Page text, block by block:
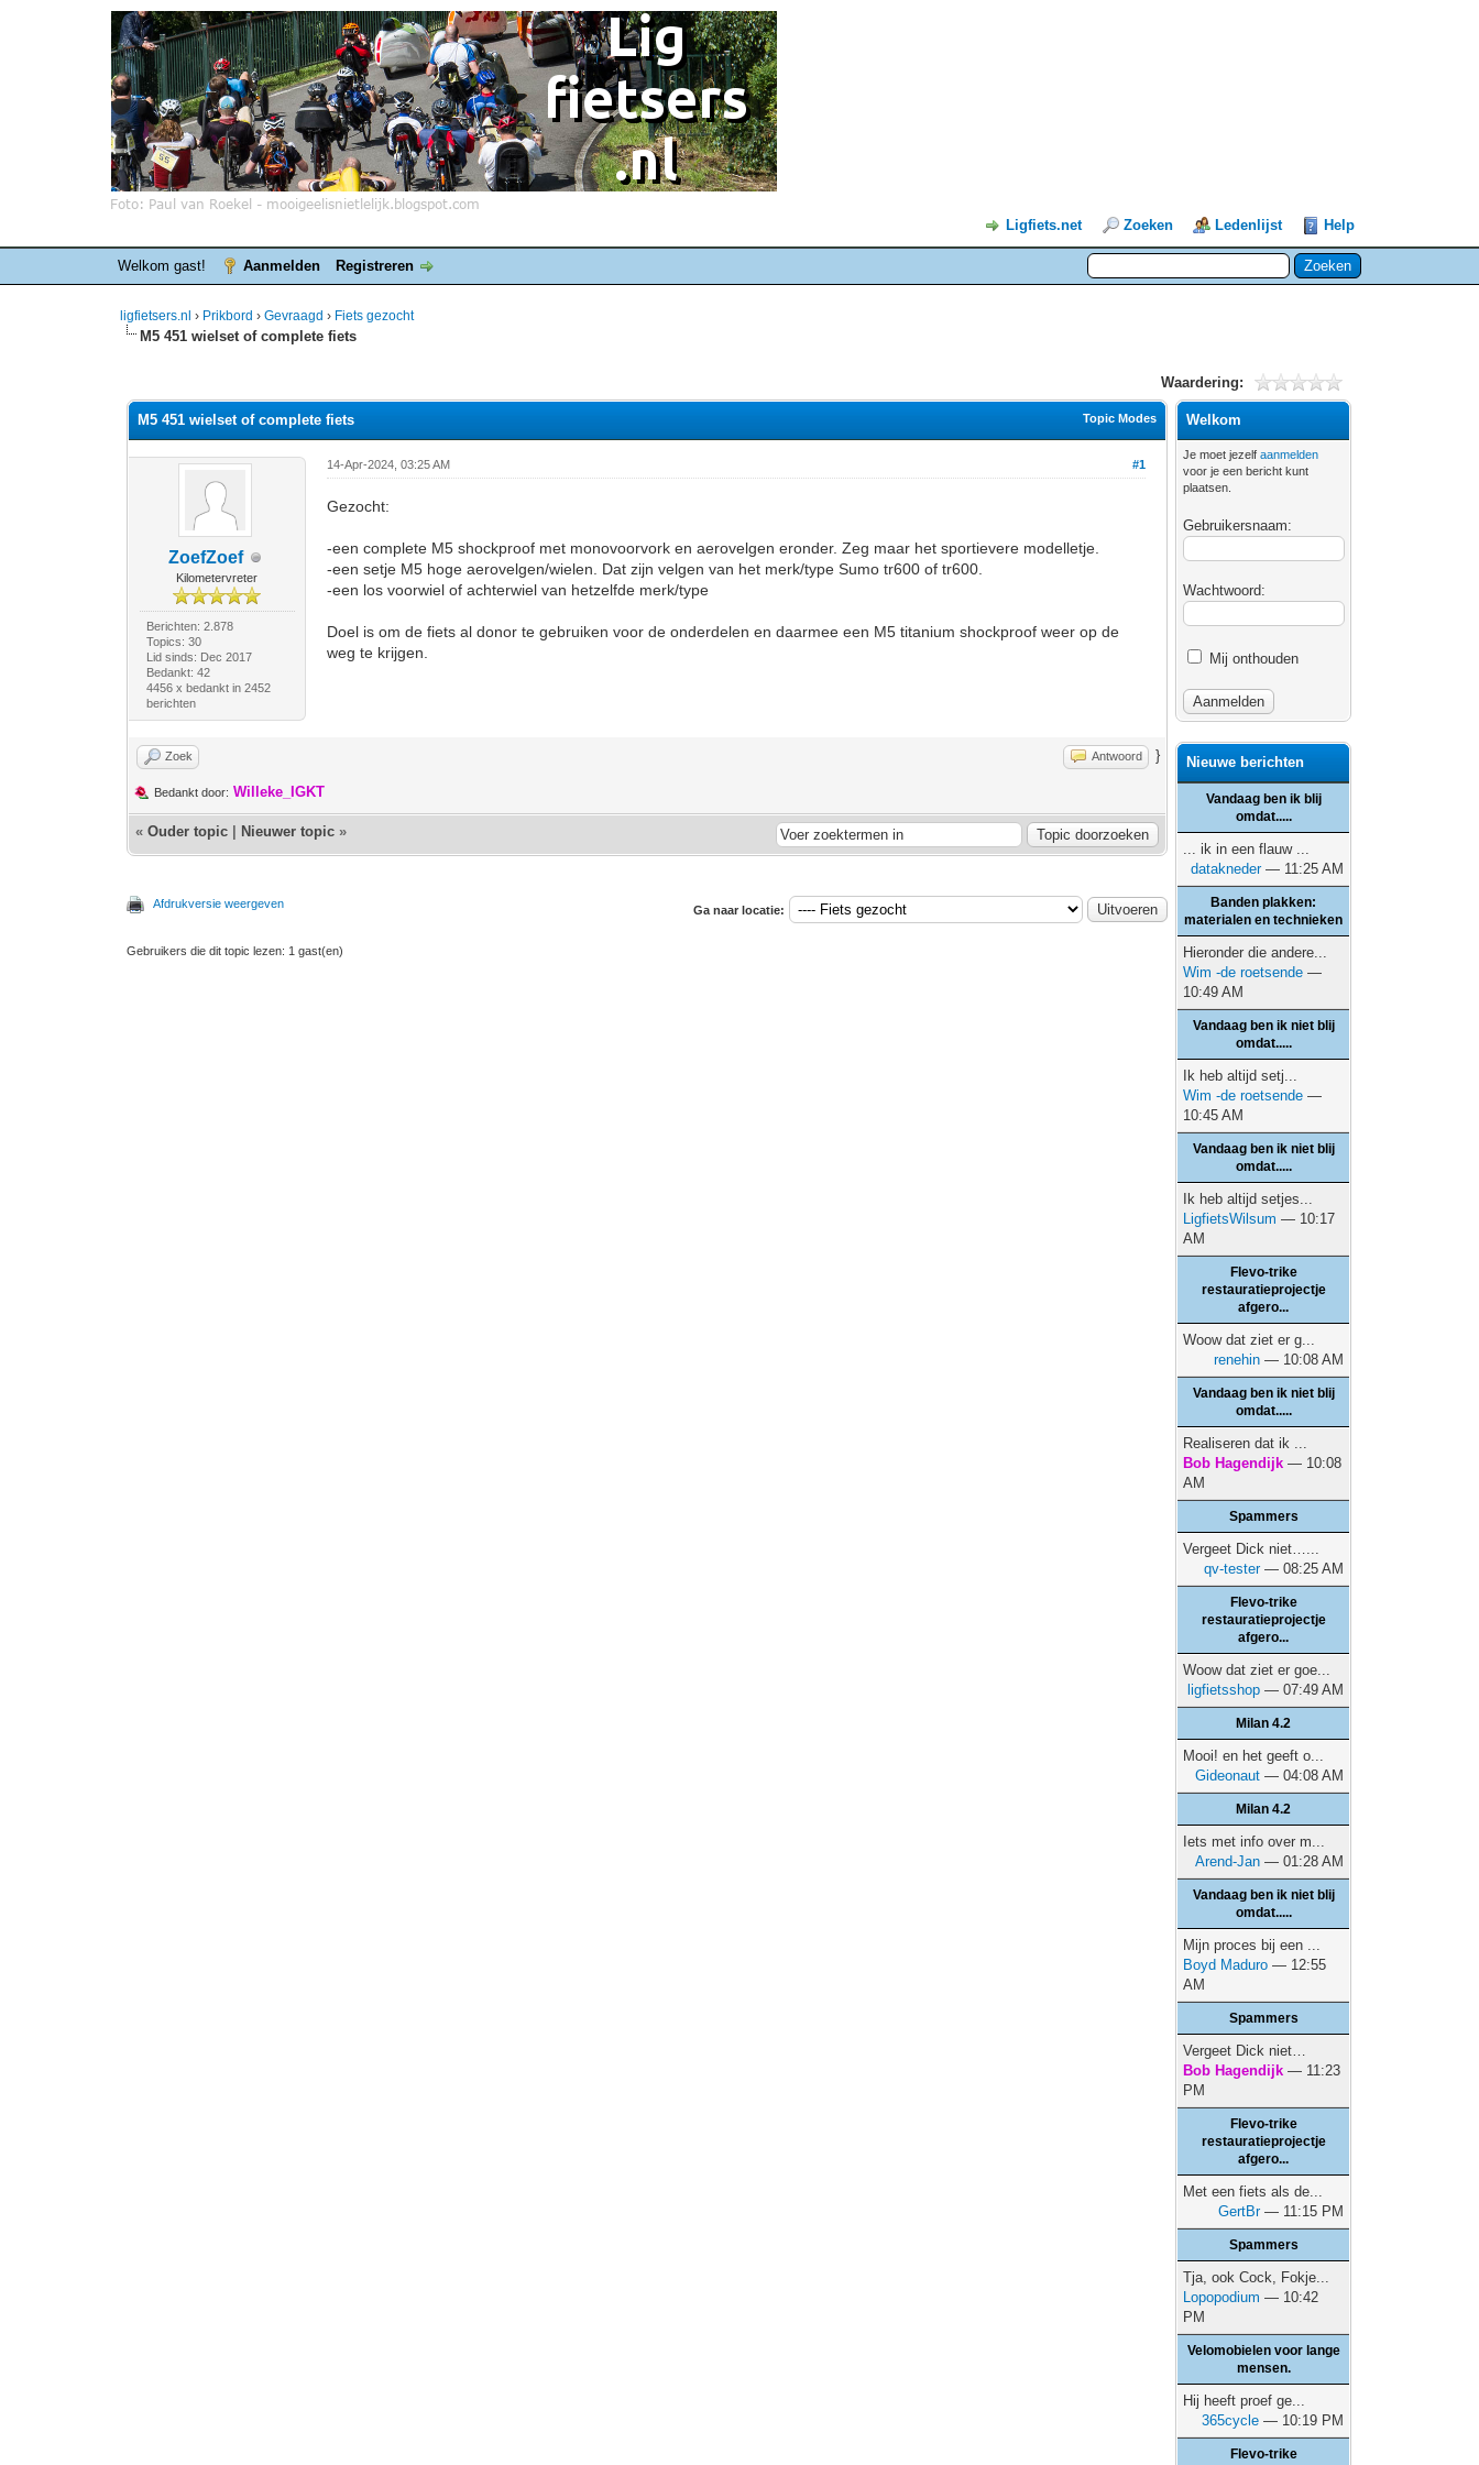
Ligfiets.net Zoeken Ledenlijst Help
Welkom gast! Aanmelden Registreren
ligfietsers.nl › Prikbord ›Gevraagd › Fiets gezocht
M5 451 wielset of complete fiets
Waardering:
Topic Modes
M5 451 wielset of complete fiets
ZoefZoef
Kilometervreter
Berichten: 2.878
Topics: 30
Lid sinds: Dec 2017
Bedankt: 42
4456 x bedankt in 2452
berichten
#1
14-Apr-2024, 03:25 AM
Gezocht:
-een complete M5 shockproof met monovoorvork en aerovelgen eronder. Zeg maar het sportievere modelletje.
-een setje M5 hoge aerovelgen/wielen. Dat zijn velgen van het merk/type Sumo tr600 of tr600.
-een los voorwiel of achterwiel van hetzelfde merk/type
Doel is om de fiets al donor te gebruiken voor de onderdelen en daarmee een M5 titanium shockproof weer op de
weg te krijgen.
Zoek Antwoord }
Bedankt door: Willeke_IGKT
«Ouder topic Nieuwer topic »
Afdrukversie weergeven Ga naar locatie:
Gebruikers die dit topic lezen: 1 gast(en)
Welkom
Je moet jezelfaanmelden
voor je een bericht kunt
plaatsen.
Gebruikersnaam:
Wachtwoord:
Mij onthouden
Nieuwe berichten
Vandaag ben ik blij
omdat.....
... ik in een flauw ...
datakneder— 11:25 AM
Banden plakken:
materialen en technieken
Hieronder die andere...
Wim -de roetsende —
10:49 AM
Vandaag ben ik niet blij
omdat.....
Ik heb altijd setj...
Wim -de roetsende —
10:45 AM
Vandaag ben ik niet blij
omdat.....
Ik heb altijd setjes...
LigfietsWilsum — 10:17
AM
Flevo-trike
restauratieprojectje
afgero...
Woow dat ziet er g...
renehin — 10:08 AM
Vandaag ben ik niet blij
omdat.....
Realiseren dat ik ...
Bob Hagendijk — 10:08
AM
Spammers
Vergeet Dick niet…...
qv-tester— 08:25 AM
Flevo-trike
restauratieprojectje
afgero...
Woow dat ziet er goe...
ligfietsshop — 07:49 AM
Milan 4.2
Mooi! en het geeft o...
Gideonaut — 04:08 AM
Milan 4.2
Iets met info over m...
Arend-Jan — 01:28 AM
Vandaag ben ik niet blij
omdat.....
Mijn proces bij een ...
Boyd Maduro — 12:55
AM
Spammers
Vergeet Dick niet…
Bob Hagendijk — 11:23
PM
Flevo-trike
restauratieprojectje
afgero...
Met een fiets als de...
GertBr— 11:15 PM
Spammers
Tja, ook Cock, Fokje...
Lopopodium — 10:42
PM
Velomobielen voor lange
mensen.
Hij heeft proef ge...
365cycle — 10:19 PM
Flevo-trike